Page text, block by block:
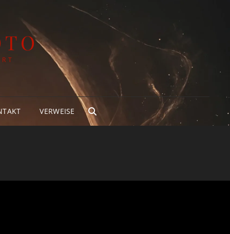
VERWEISE
SEARCH